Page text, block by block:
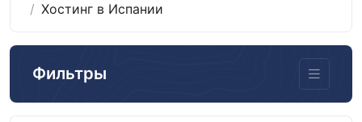
Хостинг в Испании
Фильтры